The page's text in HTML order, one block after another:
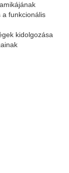
a funkcionális
kidolgozása